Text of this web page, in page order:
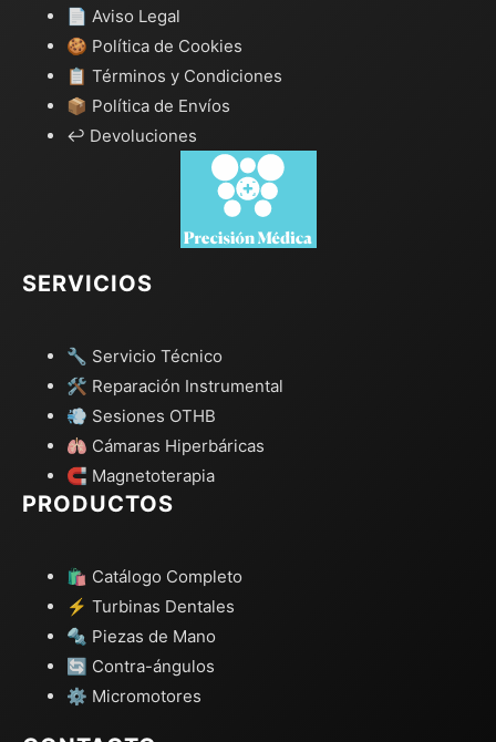
📄 Aviso Legal
🍪 Política de Cookies
📋 Términos y Condiciones
📦 Política de Envíos
↩️ Devoluciones
SERVICIOS
🔧 Servicio Técnico
🛠️ Reparación Instrumental
💨 Sesiones OTHB
🫁 Cámaras Hiperbáricas
🧲 Magnetoterapia
PRODUCTOS
🛍️ Catálogo Completo
⚡ Turbinas Dentales
🔩 Piezas de Mano
🔄 Contra-ángulos
⚙️ Micromotores